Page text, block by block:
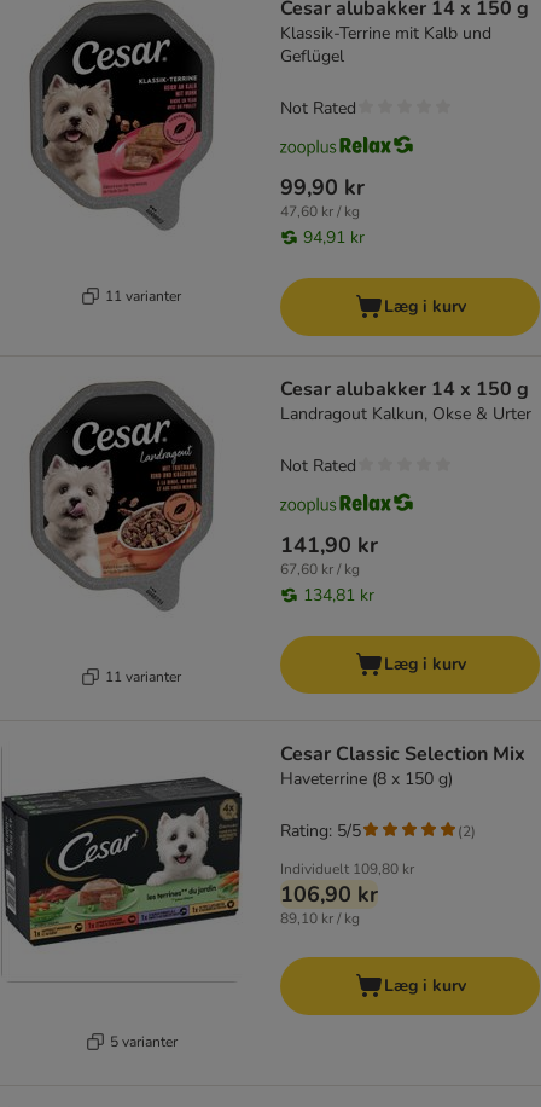
11 varianter
Cesar alubakker 14 x 150 g
Klassik-Terrine mit Kalb und
Geflügel
99,90 kr
47,60 kr / kg
94,91 kr
Not Rated
Læg i kurv
11 varianter
Cesar alubakker 14 x 150 g
Landragout Kalkun, Okse & Urter
141,90 kr
67,60 kr / kg
134,81 kr
Not Rated
Læg i kurv
5 varianter
Cesar Classic Selection Mix
Haveterrine (8 x 150 g)
Individuelt 109,80 kr
106,90 kr
89,10 kr / kg
Rating: 5/5 (2)
Læg i kurv